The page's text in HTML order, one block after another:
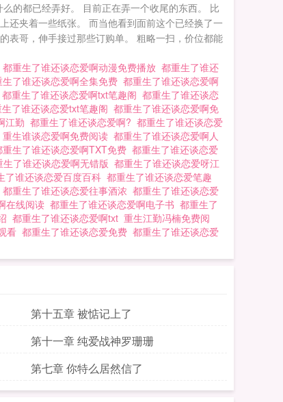
的都已经弄好。 目前正在弄一个收尾的东西。 比
还夹着一些纸张。 而当他看到面前这个已经换了一
表哥，伸手接过那些订购单。 粗略一扫，价位都能
都重生了谁还谈恋爱啊动漫免费播放 都重生了谁还
生了谁还谈恋爱啊全集免费 都重生了谁还谈恋爱啊
都重生了谁还谈恋爱啊txt笔趣阁 都重生了谁还谈恋
了谁还谈恋爱txt笔趣阁 都重生了谁还谈恋爱啊免
江勤 都重生了谁还谈恋爱啊? 都重生了谁还谈恋爱
重生谁谈恋爱啊免费阅读 都重生了谁还谈恋爱啊人
重生了谁还谈恋爱啊TXT免费 都重生了谁还谈恋爱
生了谁还谈恋爱啊无错版 都重生了谁还谈恋爱呀江
了谁还谈恋爱百度百科 都重生了谁还谈恋爱笔趣
都重生了谁还谈恋爱往事酒浓 都重生了谁还谈恋爱
在线阅读 都重生了谁还谈恋爱啊电子书 都重生了
都重生了谁还谈恋爱啊txt 重生江勤冯楠免费阅
看 都重生了谁还谈恋爱免费 都重生了谁还谈恋爱
第十五章 被惦记上了
第十一章 纯爱战神罗珊珊
第七章 你特么居然信了